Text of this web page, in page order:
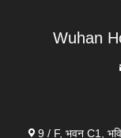
Wuhan
9 / F, भवन C1,